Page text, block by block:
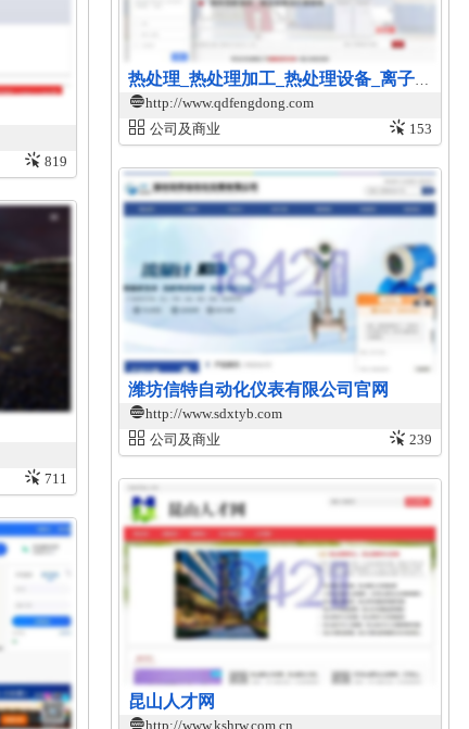
819
711
热处理_热处理加工_热处理设备_离子氮化炉-青岛丰东热处理有限公司
http://www.qdfengdong.com
公司及商业
153
潍坊信特自动化仪表有限公司官网
http://www.sdxtyb.com
公司及商业
239
昆山人才网
http://www.kshrw.com.cn